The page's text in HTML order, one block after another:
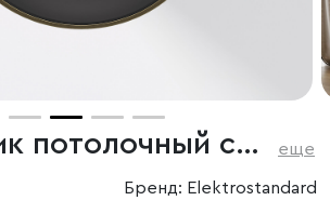
Светильник потолочный светодиодный Primo 12W 4000K латунь еще
Бренд: Elektrostandard